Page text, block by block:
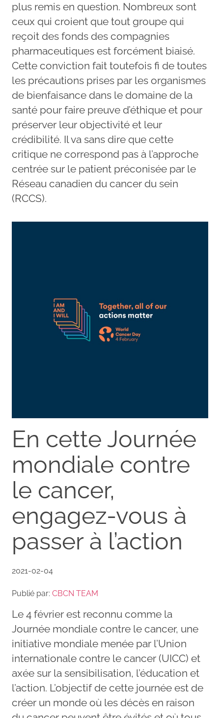
plus remis en question. Nombreux sont
ceux qui croient que tout groupe qui
reçoit des fonds des compagnies
pharmaceutiques est forcément biaisé.
Cette conviction fait toutefois fi de toutes
les précautions prises par les organismes
de bienfaisance dans le domaine de la
santé pour faire preuve d’éthique et pour
préserver leur objectivité et leur
crédibilité. Il va sans dire que cette
critique ne correspond pas à l’approche
centrée sur le patient préconisée par le
Réseau canadien du cancer du sein
(RCCS).
En cette Journée
mondiale contre
le cancer,
engagez-vous à
passer à l’action
2021-02-04
Publié par: CBCN TEAM
Le 4 février est reconnu comme la
Journée mondiale contre le cancer, une
initiative mondiale menée par l’Union
internationale contre le cancer (UICC) et
axée sur la sensibilisation, l’éducation et
l’action. L’objectif de cette journée est de
créer un monde où les décès en raison